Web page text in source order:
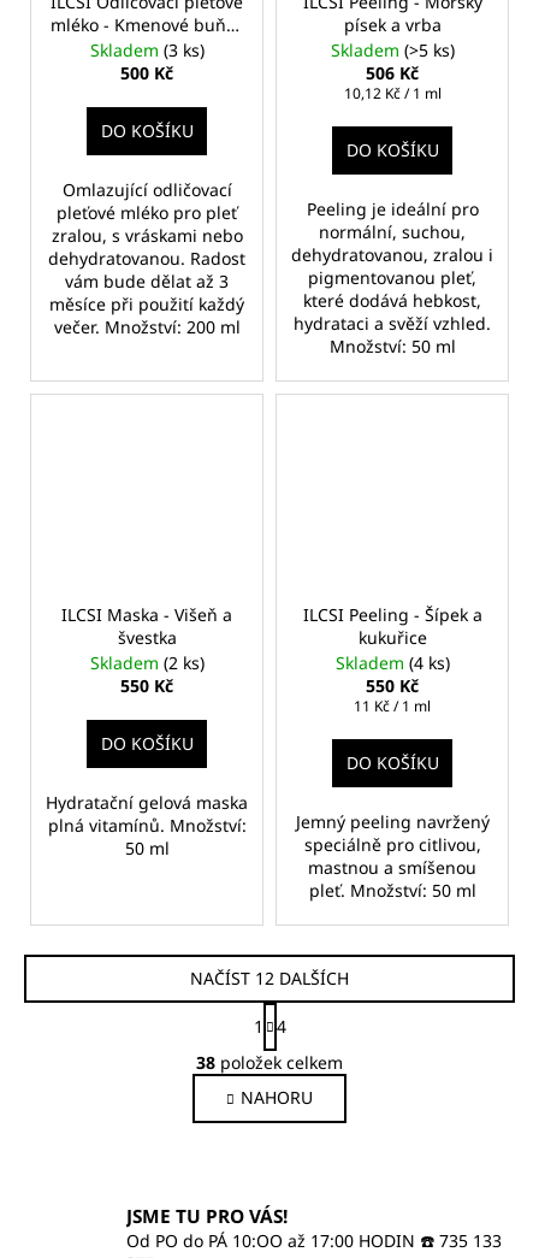
mléko - Kmenové buňky
hroznů
Skladem (3 ks)
500 Kč
DO KOŠÍKU
Omlazující odličovací
pleťové mléko pro pleť
zralou, s vráskami nebo
dehydratovanou. Radost
vám bude dělat až 3
měsíce při použití každý
večer. Množství: 200 ml
písek a vrba
Skladem (>5 ks)
506 Kč
Měrná
10,12 Kč / 1 ml
DO KOŠÍKU
Peeling je ideální pro
normální, suchou,
dehydratovanou, zralou i
pigmentovanou pleť,
které dodává hebkost,
hydrataci a svěží vzhled.
Množství: 50 ml
ILCSI Maska - Višeň a
švestka
Skladem (2 ks)
550 Kč
DO KOŠÍKU
Hydratační gelová maska
plná vitamínů. Množství:
50 ml
ILCSI Peeling - Šípek a
kukuřice
Skladem (4 ks)
550 Kč
Měrná
11 Kč / 1 ml
DO KOŠÍKU
Jemný peeling navržený
speciálně pro citlivou,
mastnou a smíšenou
pleť. Množství: 50 ml
O
v
l
á
c
í
NAČÍST 12 DALŠÍCH
S
t
r
á
n
k
n
í
1
4
38 položek celkem
NAHORU
JSME TU PRO VÁS!
Od PO do PÁ 10:OO až 17:00 HODIN ☎️ 735 133